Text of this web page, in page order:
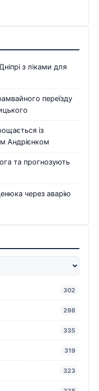
з ліками для
переїзду
із
Андрієнком
та прогнозують
через аварію
302
298
335
319
323